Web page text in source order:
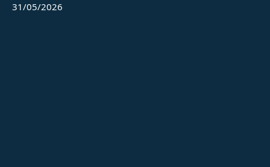
31/05/2026